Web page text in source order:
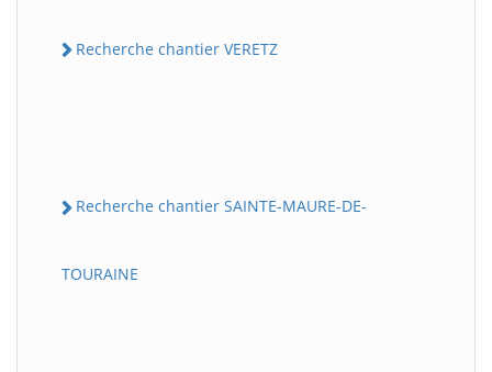
Recherche chantier VERETZ
Recherche chantier SAINTE-MAURE-DE-
TOURAINE